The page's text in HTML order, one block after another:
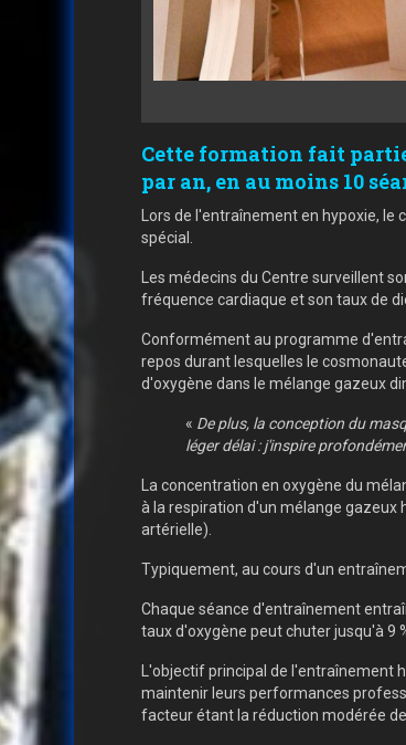
Cette formation fait
par an, en au moins 10
Lors de l'entraînement en hypoxie,
spécial.
Les médecins du Centre surveillent
fréquence cardiaque et son taux de
Conformément au programme
repos durant lesquelles le
d'oxygène dans le mélange gazeux
« De plus, la conception du
léger délai : j'inspire
La concentration en oxygène du
à la respiration d'un mélange gazeux
artérielle).
Typiquement, au cours d'un
Chaque séance d'entraînement
taux d'oxygène peut chuter jusqu'à 9
L'objectif principal de l'entraînement
maintenir leurs performances
facteur étant la réduction modérée